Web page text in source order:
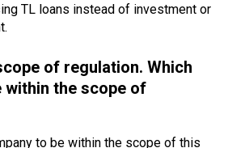
TL loans instead of investment or
of regulation. Which
within the scope of
to be within the scope of this